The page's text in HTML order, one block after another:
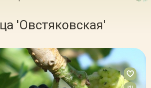
'Овстяковская'